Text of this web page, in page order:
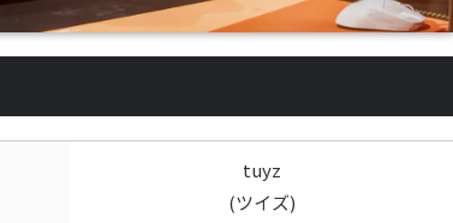
tuyz
(ツイズ)